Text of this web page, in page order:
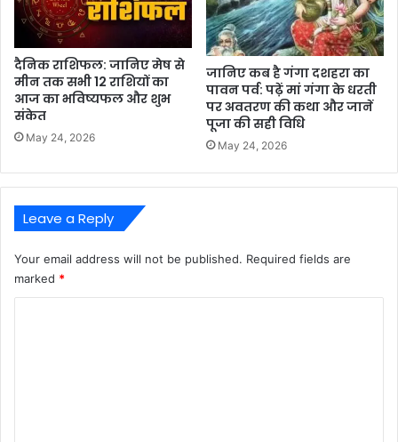
दैनिक राशिफल: जानिए मेष से
मीन तक सभी 12 राशियों का
आज का भविष्यफल और शुभ
संकेत
May 24, 2026
जानिए कब है गंगा दशहरा का
पावन पर्व: पढ़ें मां गंगा के धरती
पर अवतरण की कथा और जानें
पूजा की सही विधि
May 24, 2026
Leave a Reply
Your email address will not be published. Required fields are
marked *